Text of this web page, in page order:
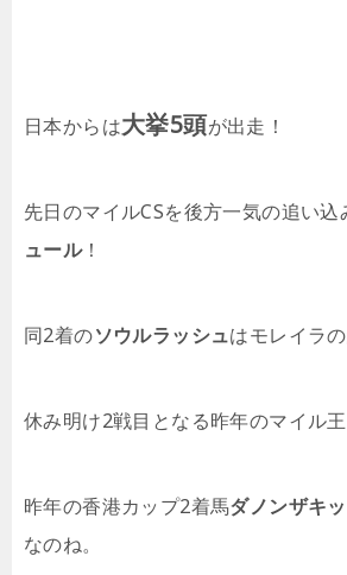
日本からは大挙5頭が出走！
先日のマイルCSを後方一気の追い
ュール！
同2着のソウルラッシュはモレイラ
休み明け2戦目となる昨年のマイル王
昨年の香港カップ2着馬ダノンザキ
なのね。